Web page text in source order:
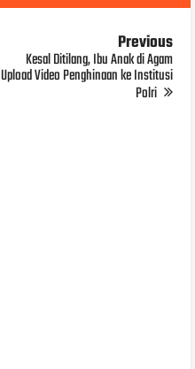
Previous
Kesal Ditilang, Ibu Anak di Agam
Upload Video Penghinaan ke Institusi
Polri